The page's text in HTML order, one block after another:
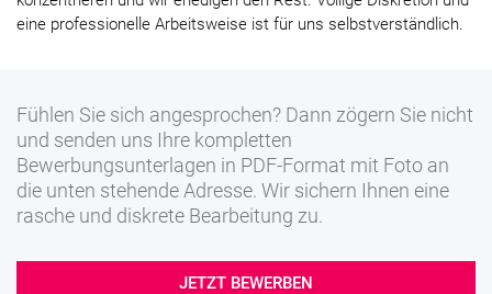
eine professionelle Arbeitsweise ist für uns selbstverständlich.
Fühlen Sie sich angesprochen? Dann zögern Sie nicht
und senden uns Ihre kompletten
Bewerbungsunterlagen in PDF-Format mit Foto an
die unten stehende Adresse. Wir sichern Ihnen eine
rasche und diskrete Bearbeitung zu.
JETZT BEWERBEN